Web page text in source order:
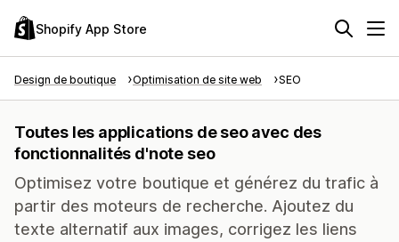
Shopify App Store
Design de boutique Optimisation de site web SEO
Toutes les applications de seo avec des
fonctionnalités d'note seo
Optimisez votre boutique et générez du trafic à
partir des moteurs de recherche. Ajoutez du
texte alternatif aux images, corrigez les liens